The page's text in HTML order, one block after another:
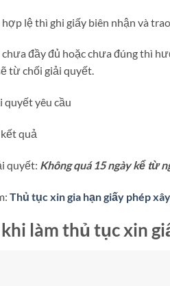
lệ thì ghi giấy biên nhận và
chưa đầy đủ hoặc chưa đúng thì
từ chối giải quyết.
quyết yêu cầu
quả
quyết: Không quá 15 ngày kể từ
Thủ tục xin gia hạn giấy phép
làm thủ tục xin